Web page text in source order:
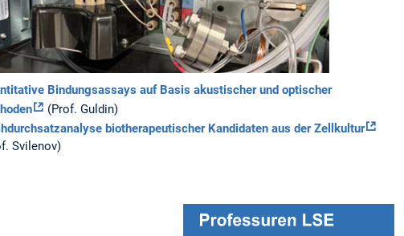
Bindungsassays auf Basis akustischer und optischer
(Prof. Guldin)
biotherapeutischer Kandidaten aus der Zellkultur
Svilenov)